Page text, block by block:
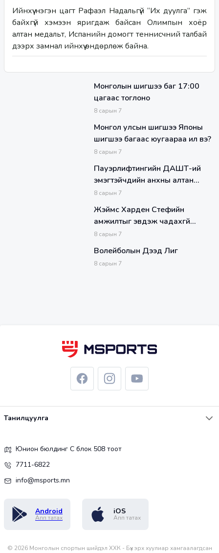
Ийнхүү нэгэн цагт Рафаэл Надальгүй “Их дуулга” гэж
байхгүй хэмээн яригдаж байсан Олимпын хоёр
алтан медальт, Испанийн домогт теннисчний талбай
дээрх замнал ийнхүү өндөрлөж байна.
Монголын шигшээ баг 17:00
цагаас тоглоно
8 сарын 7
Монгол улсын шигшээ Японы
шигшээ багаас юугаараа илүү вэ?
8 сарын 7
Пауэрлифтингийн ДАШТ-ий
эмэгтэйчүүдийн анхны алтан
медалийг С.Мөнхзул эх
орондоо авчирлаа
8 сарын 7
Жэймс Харден Стефийн
амжилтыг эвдэж чадахгүй
гэдгээ хүлээн зөвшөөрлөө
8 сарын 7
Волейболын Дээд Лиг
8 сарын 7
Танилцуулга
Юнион бюлдинг С блок 508 тоот
7711-6822
info@msports.mn
Android
Апп татах
iOS
Апп татах
© 2026Монголын спортын шийдэл ХХК - Бүх эрх хуулиар хамгаалагдсан